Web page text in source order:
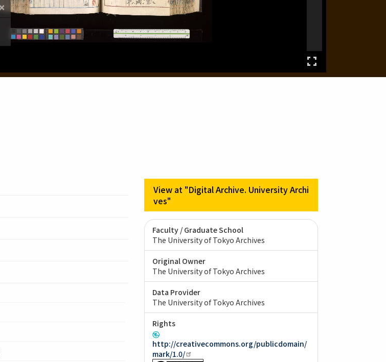
View at "Digital Archive. University Archi
ves"
Faculty / Graduate School
The University of Tokyo Archives
Original Owner
The University of Tokyo Archives
Data Provider
The University of Tokyo Archives
Rights
http://creativecommons.org/publicdomain/
mark/1.0/